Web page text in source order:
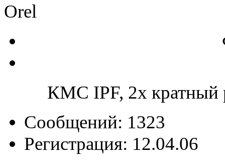
Orel
КМС IPF, 2х кратный
Сообщений: 1323
Регистрация: 12.04.06